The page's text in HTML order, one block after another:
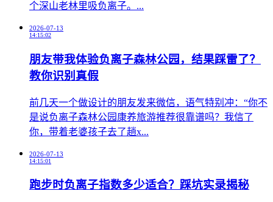
个深山老林里吸负离子。...
2026-07-13
14:15:02
朋友带我体验负离子森林公园，结果踩雷了？
教你识别真假
前几天一个做设计的朋友发来微信，语气特别冲：“你不
是说负离子森林公园康养旅游推荐很靠谱吗？我信了
你，带着老婆孩子去了趟x...
2026-07-13
14:15:01
跑步时负离子指数多少适合？踩坑实录揭秘